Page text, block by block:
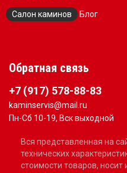
Салон каминов Блог
Обратная связь
+7 (917) 578-88-83
kaminservis@mail.ru
Пн-Сб 10-19, Вск выходной
Вся представленная на
технических
стоимости товаров,